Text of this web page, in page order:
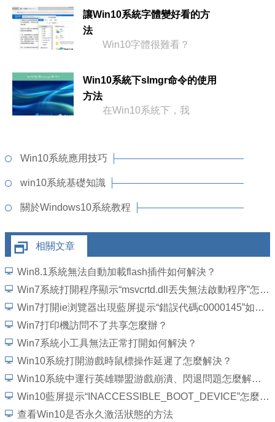
讓Win10系統字體變好看的方
法
Win10字體很難看？
Win10系統下slmgr命令的使用
方法
在Win10系統下，我
Win10系統應用技巧
win10系統基礎知識
關於Windows10系統教程
相關文章
Win8.1系統無法自動加載flash插件如何解決？
Win7系統打開程序顯示“msvcrtd.dll丟失無法啟動程序”怎麼解決
Win7打開ie浏覽器出現藍屏提示“錯誤代碼c0000145”如何解決？
Win7打印機訪問不了共享怎麼辦？
Win7系統小工具無法正常打開如何解決？
Win10系統打開游戲時鼠標操作延遲了怎麼解決？
Win10系統中運行英雄聯盟游戲崩潰、閃退問題怎麼解決？
Win10藍屏提示“INACCESSIBLE_BOOT_DEVICE”怎麼處理？
查看Win10是否永久激活狀態的方法